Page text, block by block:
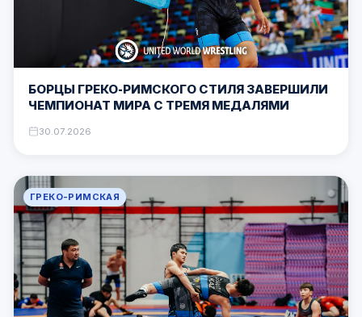
БОРЦЫ ГРЕКО-РИМСКОГО СТИЛЯ ЗАВЕРШИЛИ
ЧЕМПИОНАТ МИРА С ТРЕМЯ МЕДАЛЯМИ
30.07.2026
ГРЕКО-РИМСКАЯ